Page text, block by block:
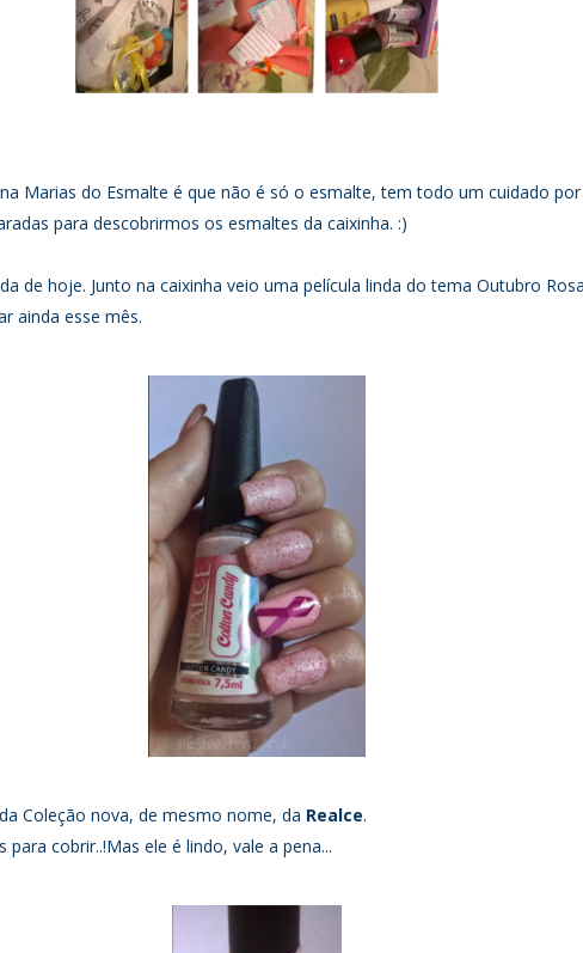
Marias do Esmalte é que não é só o esmalte, tem todo um cuidado
para descobrirmos os esmaltes da caixinha. :)
de hoje. Junto na caixinha veio uma película linda do tema Outubro
ainda esse mês.
Coleção nova, de mesmo nome, da Realce.
para cobrir..!Mas ele é lindo, vale a pena...